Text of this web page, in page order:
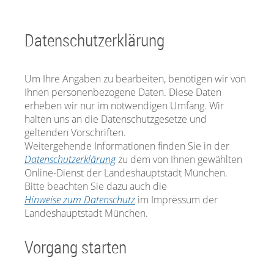
Datenschutzerklärung
Um Ihre Angaben zu bearbeiten, benötigen wir von
Ihnen personenbezogene Daten. Diese Daten
erheben wir nur im notwendigen Umfang. Wir
halten uns an die Datenschutzgesetze und
geltenden Vorschriften.
Weitergehende Informationen finden Sie in der
Datenschutzerklärungzu dem von Ihnen gewählten
Online-Dienst der Landeshauptstadt München.
Bitte beachten Sie dazu auch die
Hinweise zum Datenschutz im Impressum der
Landeshauptstadt München.
Vorgang starten